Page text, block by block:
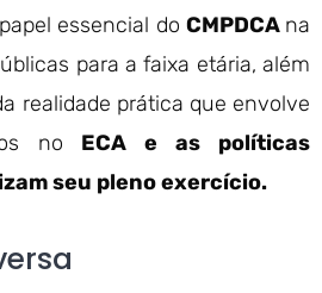
essencial do CMPDCA na
para a faixa etária, além
realidade prática que envolve
no ECA e as políticas
seu pleno exercício.